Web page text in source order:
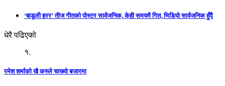
‘बाडुली हरर’ तीज गीतको पोस्टर सार्वजनिक, केही समयमै गित, भिडियो सार्वजनिक हुँदै
धेरै पढिएको
१.
रमेश शर्माको खै कस्ले चाख्यो बजारमा